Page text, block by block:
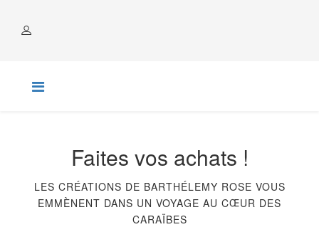
Faites vos achats !
LES CRÉATIONS DE BARTHÉLEMY ROSE VOUS
EMMÈNENT DANS UN VOYAGE AU CŒUR DES
CARAÏBES